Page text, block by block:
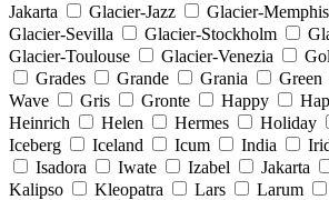
Jakarta
Glacier-Jazz Glacier-Memphis
Glacier-Sevilla
Glacier-Stockholm
Glacier-Toulouse
Glacier-Venezia
Grades
Grande Grania Green
Wave
Gris Gronte Happy
Heinrich
Helen Hermes Holiday
Iceberg
Iceland Icum India
Isadora
Iwate Izabel Jakarta
Kalipso
Kleopatra Lars Larum